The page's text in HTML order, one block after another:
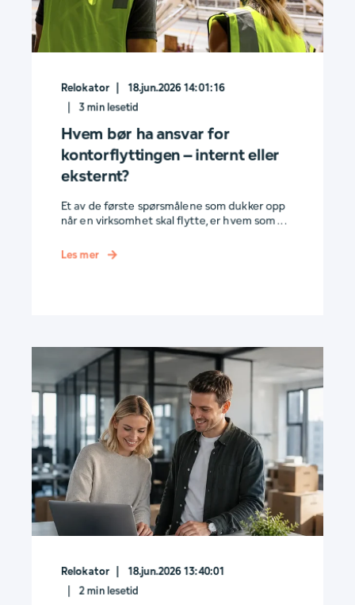
Relokator
18.jun.2026 14:01:16
3min lesetid
Hvem bør ha ansvar for
kontorflyttingen – internt eller
eksternt?
Et av de første spørsmålene som dukker opp
når en virksomhet skal flytte, er hvem som ...
Les mer
Relokator
18.jun.2026 13:40:01
2min lesetid